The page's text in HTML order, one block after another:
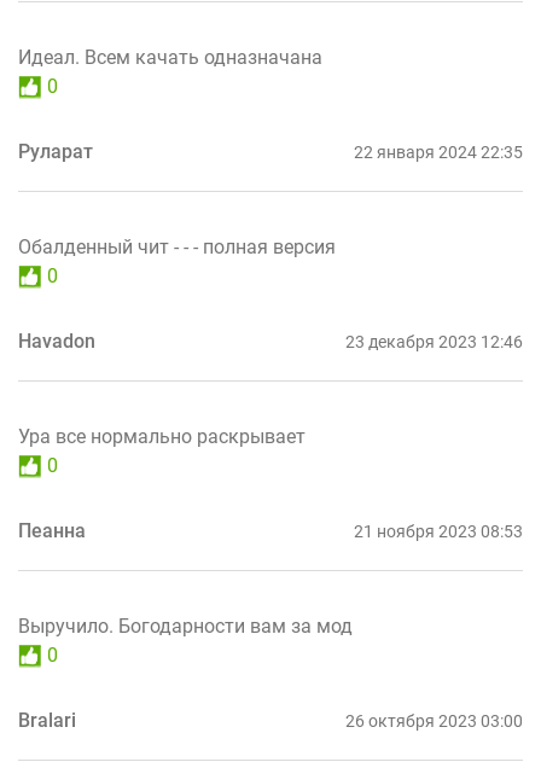
Идеал. Всем качать одназначана
0
Руларат 22 января 2024 22:35
Обалденный чит - - - полная версия
0
Havadon 23 декабря 2023 12:46
Ура все нормально раскрывает
0
Пеанна 21 ноября 2023 08:53
Выручило. Богодарности вам за мод
0
Bralari 26 октября 2023 03:00